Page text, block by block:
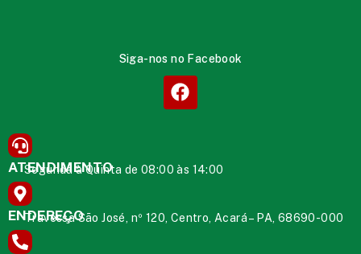
Siga-nos no Facebook
ATENDIMENTO
Segunda à Quinta de 08:00 às 14:00
ENDEREÇO
Travessa São José, nº 120, Centro, Acará – PA, 68690-000